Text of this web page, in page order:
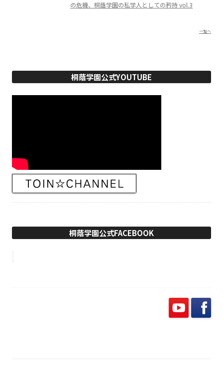
の危機、桐蔭学園の私学人としての矜持 vol.3
一覧へ
桐蔭学園公式YOUTUBE
桐蔭学園公式FACEBOOK